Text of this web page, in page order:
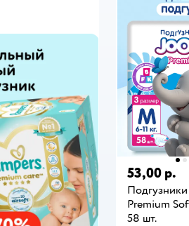
53,00 р.
Premium
58 шт.